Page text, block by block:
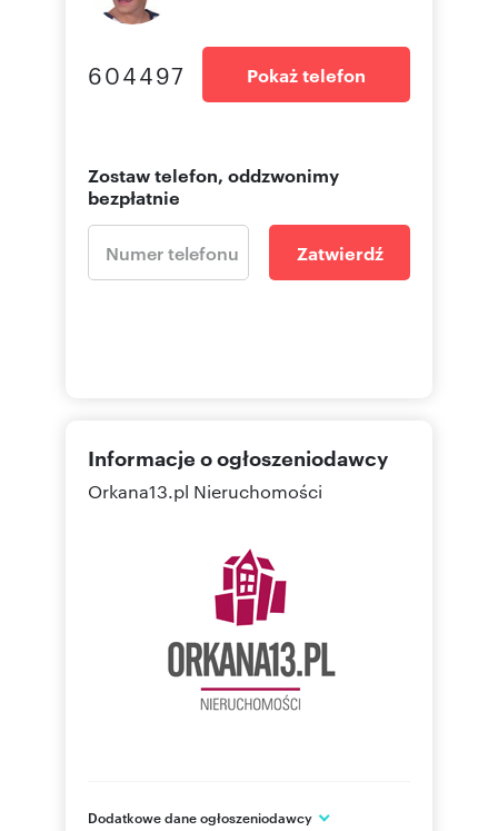
604497 Pokaż telefon
Zostaw telefon, oddzwonimy
bezpłatnie
Zatwierdź
Informacje o ogłoszeniodawcy
Orkana13.pl Nieruchomości
Dodatkowe dane ogłoszeniodawcy